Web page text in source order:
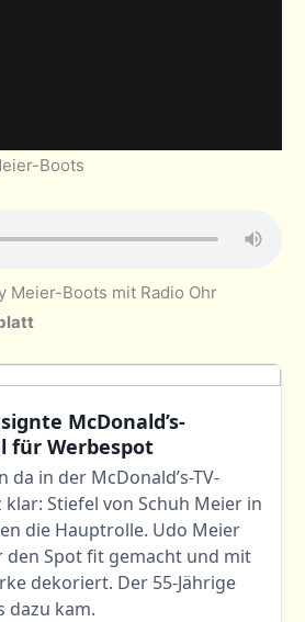
Boots
Meier-Boots mit Radio Ohr
McDonald’s-
für Werbespot
da in der McDonald’s-TV-
klar: Stiefel von Schuh Meier in
die Hauptrolle. Udo Meier
den Spot fit gemacht und mit
dekoriert. Der 55-Jährige
dazu kam.